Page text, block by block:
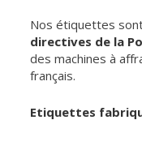
Nos étiquettes
directives de la
des machines à
français.
Etiquettes